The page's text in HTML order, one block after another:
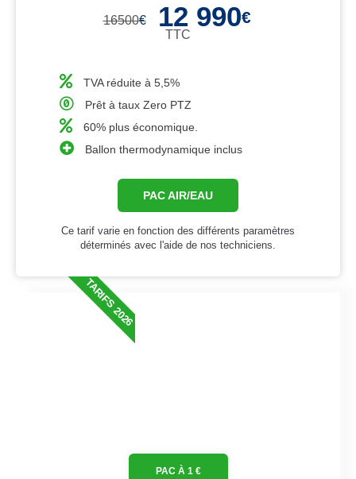
16500€ 12 990€
TTC
TVA réduite à 5,5%
Prêt à taux Zero PTZ
60% plus économique.
Ballon thermodynamique inclus
PAC AIR/EAU
Ce tarif varie en fonction des différents paramètres
déterminés avec l'aide de nos techniciens.
TARIFS 2026
PAC À 1 €